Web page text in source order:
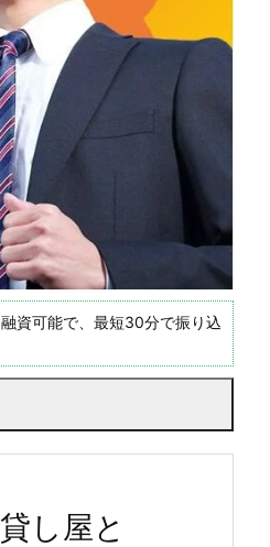
資可能で、最短30分で振り込
し屋と